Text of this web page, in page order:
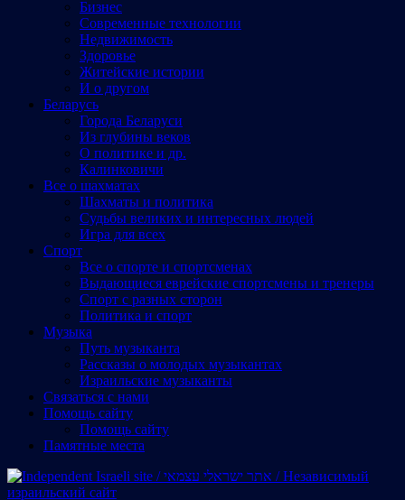
Бизнес
Современные технологии
Недвижимость
Здоровье
Житейские истории
И о другом
Беларусь
Города Беларуси
Из глубины веков
О политике и др.
Калинковичи
Все о шахматах
Шахматы и политика
Судьбы великих и интересных людей
Игра для всех
Спорт
Все о спорте и спортсменах
Выдающиеся еврейские спортсмены и тренеры
Спорт с разных сторон
Политика и спорт
Музыка
Путь музыканта
Рассказы о молодых музыкантах
Израильские музыканты
Cвязаться с нами
Помощь сайту
Помощь сайту
Памятные места